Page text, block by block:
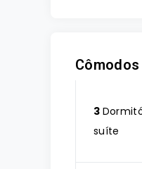
Cômodos
3
suíte